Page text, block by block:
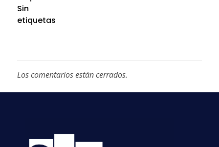
Sin
etiquetas
Los comentarios están cerrados.